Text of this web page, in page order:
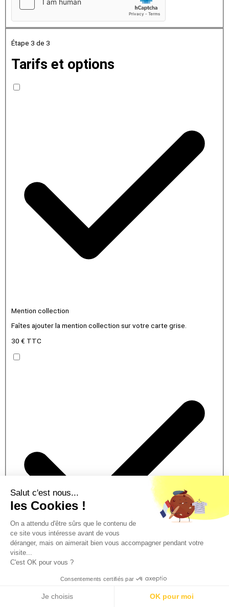
Étape 3de 3
Tarifs et options
Mention collection
Faîtes ajouter la mention collection sur votre carte grise.
30 € TTC
Traitement prioritaire
Traitement de votre dossier en 2h.
Salut c'est nous...
les Cookies !
On a attendu d'être sûrs que le contenu de
ce site vous intéresse avant de vous
déranger, mais on aimerait bien vous accompagner pendant votre
visite...
C'est OK pour vous ?
Consentements certifiés par
Je choisis OK pour moi